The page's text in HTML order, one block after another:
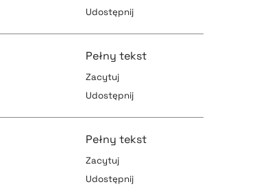
pobierz cytat
pobierz cytat
Udostępnij
pobierz cytat
Pełny tekst
Zacytuj
Udostępnij
Pełny tekst
Zacytuj
Udostępnij